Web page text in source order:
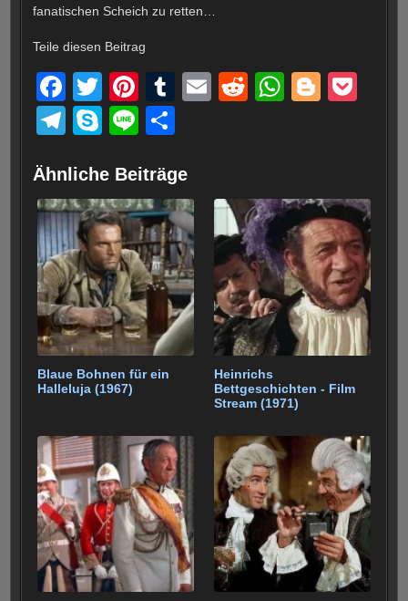
fanatischen Scheich zu retten…
Teile diesen Beitrag
F
a
c
e
b
o
o
k
T
wi
tt
er
Pi
nt
er
e
st
T
bl
r
E
R
t
W
A
p
p
Bl
er
T
e
gr
a
m
S
p
e
Li
e
e
n
Ähnliche Beiträge
Blaue Bohnen für ein
Halleluja (1967)
Heinrichs
Bettgeschichten - Film
Stream (1971)